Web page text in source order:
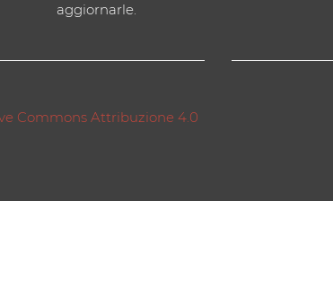
aggiornarle.
Commons Attribuzione 4.0